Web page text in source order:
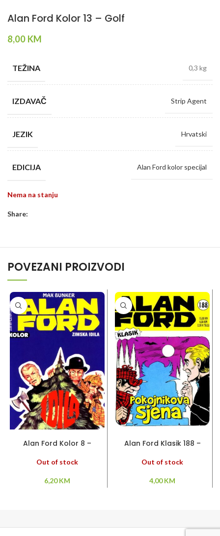
Alan Ford Kolor 13 – Golf
8,00 KM
TEŽINA 0,3 kg
IZDAVAČ Strip Agent
JEZIK Hrvatski
EDICIJA Alan Ford kolor specijal
Nema na stanju
Share:
POVEZANI PROIZVODI
Alan Ford Kolor 8 –
Out of stock
6,20KM
Alan Ford Klasik 188 –
Out of stock
4,00KM